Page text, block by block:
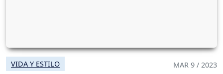
VIDA Y ESTILO MAR 9 / 2023